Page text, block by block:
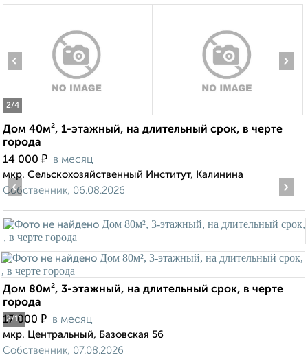
2/4
‹ ›
Дом 40м², 1-этажный, на длительный срок, в черте
города
14 000 ₽ в месяц
мкр. Сельскохозяйственный Институт, Калинина
Собственник, 06.08.2026
2/11
‹ ›
Дом 80м², 3-этажный, на длительный срок, в черте
города
17 000 ₽ в месяц
мкр. Центральный, Базовская 56
Собственник, 07.08.2026